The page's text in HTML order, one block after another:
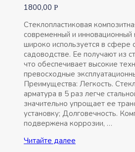
1800,00 Р
Стеклопластиковая
современный и инновационный
широко используется в сфере
садоводстве. Ее получают из
что обеспечивает высокие
превосходные
Преимущества: Легкость.
арматура в 5 раз легче
значительно упрощает ее
установку; Долговечность.
подвержена коррозии, …
Арматура
Читайте далее